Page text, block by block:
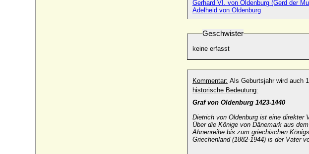
Gerhard VI. von Oldenburg (Gerd der
Adelheid von Oldenburg
Geschwister
keine erfasst
Kommentar: Als Geburtsjahr wird auch
historische Bedeutung:
Graf von Oldenburg 1423-1440
Dietrich von Oldenburg ist eine direkter
Über die Könige von Dänemark aus
Ahnenreihe bis zum griechischen
Griechenland (1882-1944) is der Vater